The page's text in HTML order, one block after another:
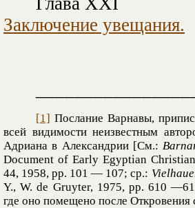
Заключение увещания.
[1] Послание Варнавы,
всей видимости неизвестным
Адриана в Александрии [См.:
Document of Early Egyptian
44, 1958, pp. 101 — 107; ср.:
Y., W. de Gruyter, 1975, pp. 610
где оно помещено после Откровения